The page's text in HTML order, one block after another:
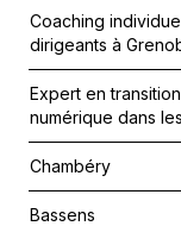
Coaching
dirigeants à
Expert en transition
numérique dans
Chambéry
Bassens